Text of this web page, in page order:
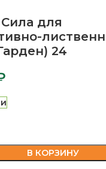
для
24
В КОРЗИНУ